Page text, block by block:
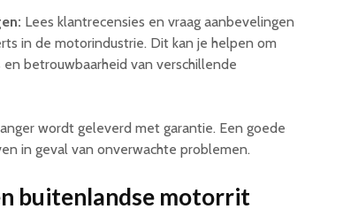
Lees klantrecensies en vraag aanbevelingen
in de motorindustrie. Dit kan je helpen om
betrouwbaarheid van verschillende
wordt geleverd met garantie. Een goede
in geval van onverwachte problemen.
buitenlandse motorrit